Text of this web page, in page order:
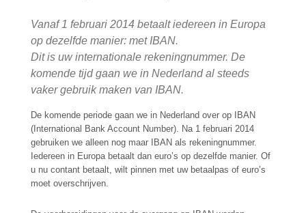
Vanaf 1 februari 2014 betaalt iedereen in Europa
op dezelfde manier: met IBAN.
Dit is uw internationale rekeningnummer. De
komende tijd gaan we in Nederland al steeds
vaker gebruik maken van IBAN.
De komende periode gaan we in Nederland over op IBAN
(International Bank Account Number). Na 1 februari 2014
gebruiken we alleen nog maar IBAN als rekeningnummer.
Iedereen in Europa betaalt dan euro’s op dezelfde manier. Of
u nu contant betaalt, wilt pinnen met uw betaalpas of euro’s
moet overschrijven.